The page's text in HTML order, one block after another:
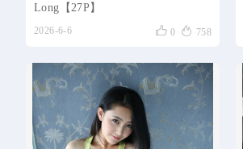
Long【27P】
2026-6-6  0  758